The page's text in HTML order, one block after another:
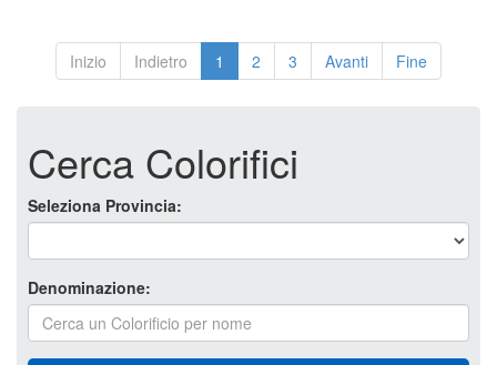
Inizio Indietro 1 2 3 Avanti Fine
Cerca Colorifici
Seleziona Provincia:
Denominazione: